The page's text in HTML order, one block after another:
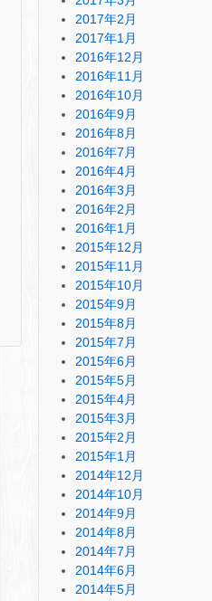
2017年2月
2017年1月
2016年12月
2016年11月
2016年10月
2016年9月
2016年8月
2016年7月
2016年4月
2016年3月
2016年2月
2016年1月
2015年12月
2015年11月
2015年10月
2015年9月
2015年8月
2015年7月
2015年6月
2015年5月
2015年4月
2015年3月
2015年2月
2015年1月
2014年12月
2014年10月
2014年9月
2014年8月
2014年7月
2014年6月
2014年5月